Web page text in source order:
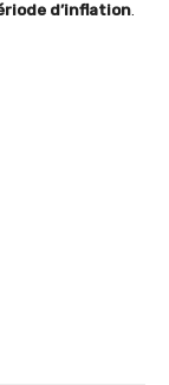
d’inflation.